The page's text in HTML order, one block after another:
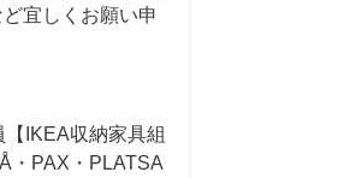
宜しくお願い申
IKEA収納家具組
・PAX・PLATSA